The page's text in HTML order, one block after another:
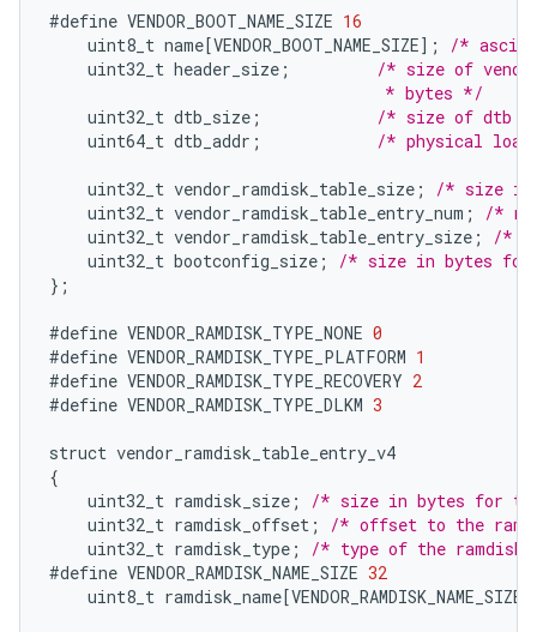
#define VENDOR_BOOT_NAME_SIZE 16
uint8_t name[VENDOR_BOOT_NAME_SIZE] ;
/* asciiz
uint32_t header_size ;
/* size of
                                   * bytes */
uint32_t dtb_size ;
/* size of dtb
uint64_t dtb_addr ; /* physical load
uint32_t vendor_ramdisk_table_size ;
/* size in
uint32_t vendor_ramdisk_table_entry_num ;
/*
uint32_t vendor_ramdisk_table_entry_size ;
/*
uint32_t bootconfig_size ;
/* size in bytes for
} ;
#define VENDOR_RAMDISK_TYPE_NONE 0
#define VENDOR_RAMDISK_TYPE_PLATFORM 1
#define VENDOR_RAMDISK_TYPE_RECOVERY 2
#define VENDOR_RAMDISK_TYPE_DLKM 3
struct vendor_ramdisk_table_entry_v4
{
uint32_t ramdisk_size ;
/* size in bytes for
uint32_t ramdisk_offset ;
/* offset to the
uint32_t ramdisk_type ;
/* type of the ramdisk
#define VENDOR_RAMDISK_NAME_SIZE 32
uint8_t ramdisk_name[VENDOR_RAMDISK_NAME_SIZE